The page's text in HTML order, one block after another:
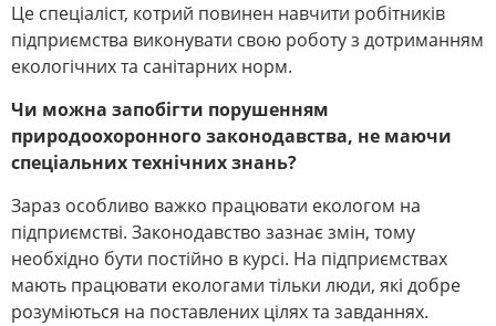
Це спеціаліст, котрий повинен навчити робітників
підприємства виконувати свою роботу з дотриманням
екологічних та санітарних норм.
Чи можна запобігти порушенням
природоохоронного законодавства, не маючи
спеціальних технічних знань?
Зараз особливо важко працювати екологом на
підприємстві. Законодавство зазнає змін, тому
необхідно бути постійно в курсі. На підприємствах
мають працювати екологами тільки люди, які добре
розуміються на поставлених цілях та завданнях.